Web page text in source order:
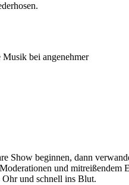
die Musik bei angenehmer
beginnen, dann
und
und schnell ins Blut.